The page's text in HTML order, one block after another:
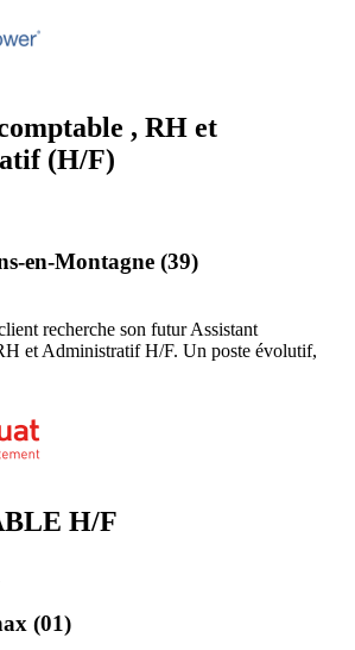
, RH et
(H/F)
en-Montagne (39)
recherche son futur Assistant
et Administratif H/F. Un poste évolutif,
H/F
(01)